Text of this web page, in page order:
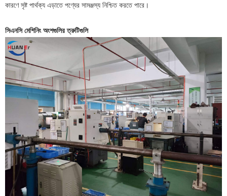
কারণে সৃষ্ট পার্থক্য এড়াতে পণ্যের সামঞ্জস্য নিশ্চিত করতে পারে।
সিএনসি মেশিনিং অংশগুলির ত্রুটিগুলি